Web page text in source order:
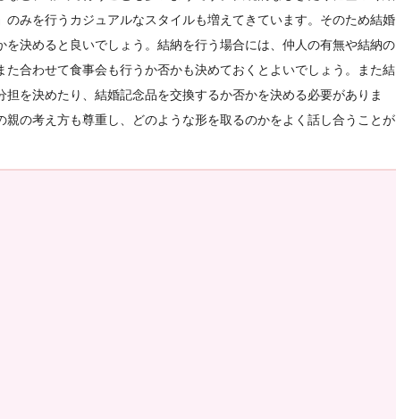
みを行うカジュアルなスタイルも増えてきています。そのため結婚
決めると良いでしょう。結納を行う場合には、仲人の有無や結納の
た合わせて食事会も行うか否かも決めておくとよいでしょう。また結
を決めたり、結婚記念品を交換するか否かを決める必要がありま
の考え方も尊重し、どのような形を取るのかをよく話し合うことが